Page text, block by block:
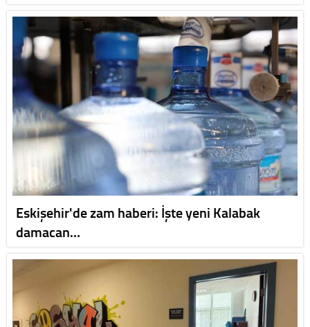
Eskişehir'de zam haberi: İşte yeni Kalabak
damacan…